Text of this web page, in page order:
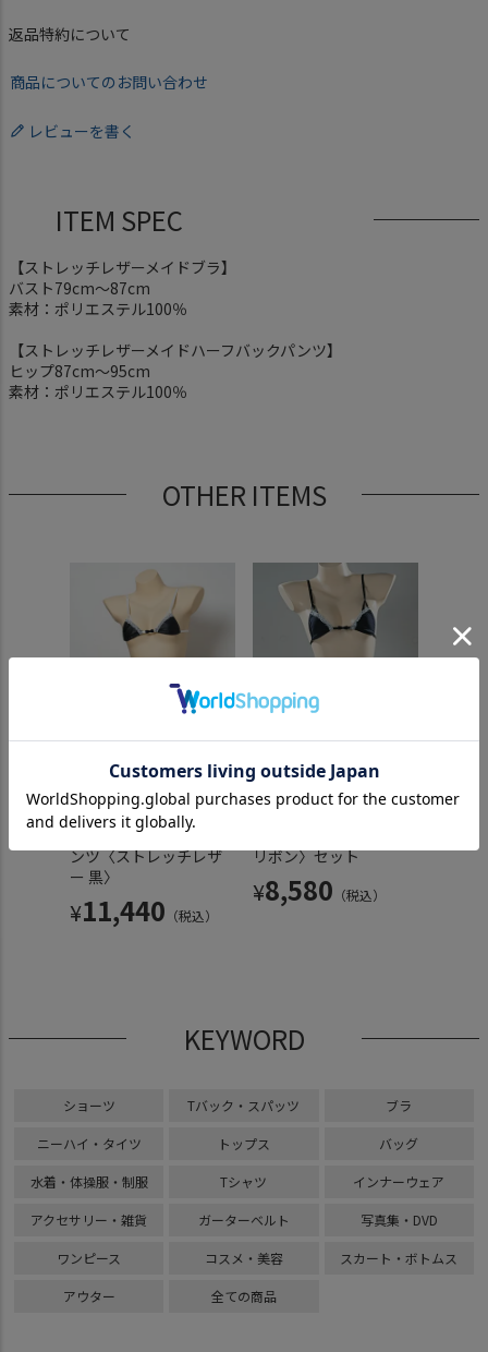
返品特約について
商品についてのお問い合わせ
レビューを書く
ITEM SPEC
【ストレッチレザーメイドブラ】
バスト79cm〜87cm
素材：ポリエステル100％
【ストレッチレザーメイドハーフバックパンツ】
ヒップ87cm〜95cm
素材：ポリエステル100％
OTHER ITEMS
Tバッ
ストレッチレザーメイ
ドブラ〈ストレッチレ
ザー 黒〉 & ストレッチ
レザーメイドTバックパ
ンツ〈ストレッチレザ
ー 黒〉
¥11,440 （税込）
メイドブラ〈黒×ブラ
ックリボン〉 & 超ロー
ライズ メイドTバック
リボン〉セット
¥8,580 （税込）
ボン〉
KEYWORD
ショーツ Tバック・スパッツ ブラ
ニーハイ・タイツ トップス バッグ
水着・体操服・制服 Tシャツ インナーウェア
アクセサリー・雑貨 ガーターベルト 写真集・DVD
ワンピース コスメ・美容 スカート・ボトムス
アウター 全ての商品